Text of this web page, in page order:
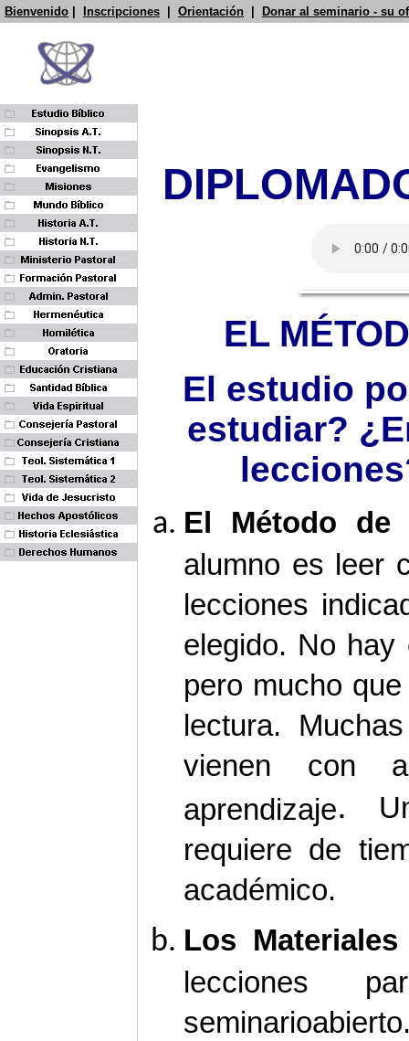
Bienvenido Inscripciones Orientación Donar al seminario - su
EL
El estudio
estudiar?
El Método de
alumno es leer
lecciones
elegido. No hay
pero mucho
lectura.
vienen con
aprendizaje.
requiere de
académico.
Los
lecciones